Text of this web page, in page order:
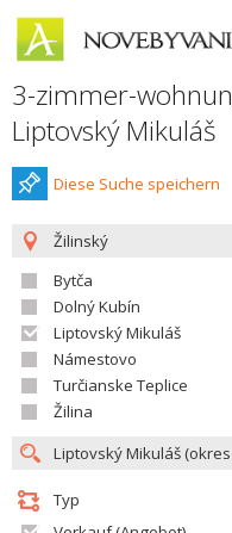
3-zimmer-
Liptovský Mikuláš
Diese Suche speichern
Žilinský
Bytča
Dolný Kubín
Liptovský Mikuláš
Námestovo
Turčianske Teplice
Žilina
Typ